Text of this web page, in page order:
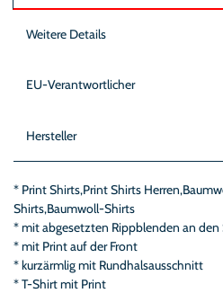
Weitere Details
EU-Verantwortlicher
Hersteller
* Print Shirts,Print Shirts
Shirts,Baumwoll-Shirts
* mit abgesetzten Rippblenden an den
* mit Print auf der Front
* kurzärmlig mit Rundhalsausschnitt
* T-Shirt mit Print